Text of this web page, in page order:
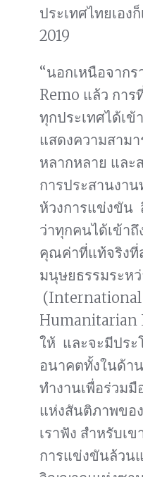
ประเทศไทยเอง
2019
“นอกเหนือจาก
Remo แล้ว การ
ทุกประเทศได้เ
แสดงความสาม
หลากหลาย และ
การประสานงา
ห้วงการแข่งขัน
ว่าทุกคนได้เข้า
คุณค่าที่แท้จริงที่
มนุษยธรรมระห
Humanitarian
ให้ และจะมีประ
อนาคตทั้งในด้า
ทำงานเพื่อร่วมมื
แห่งสันติภาพขอ
เราฟัง สำหรับเ
การแข่งขันล้วน